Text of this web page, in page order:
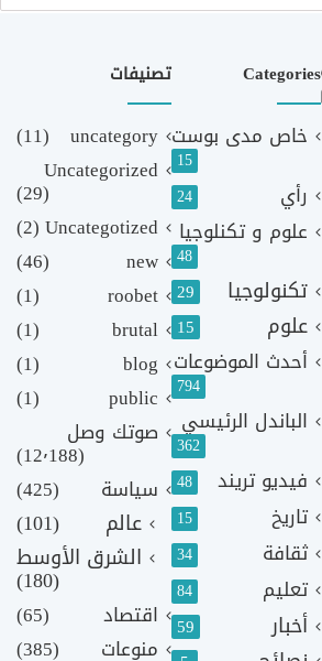
Categories
خاص مدى بوست
15
رأي 24
علوم و تكنلوجيا
48
تكنولوجيا 29
علوم 15
أحدث الموضوعات
794
الباندل الرئيسي
362
فيديو تريند 48
تاريخ 15
ثقافة 34
تعليم 84
أخبار 59
تصنيفات
uncategory
(11)
Uncategorized
(29)
Uncategotized
(2)
new
(46)
roobet
(1)
brutal
(1)
blog
(1)
public
(1)
صوتك وصل
(12٬188)
سياسة
(425)
عالم
(101)
الشرق الأوسط
(180)
اقتصاد
(65)
منوعات
(385)